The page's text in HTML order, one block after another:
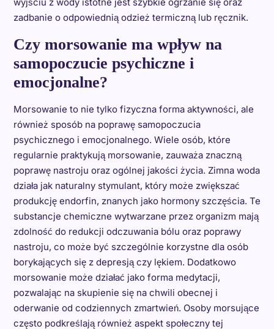
zadbanie o odpowiednią odzież termiczną lub ręcznik.
Czy morsowanie ma wpływ na
samopoczucie psychiczne i
emocjonalne?
Morsowanie to nie tylko fizyczna forma aktywności, ale
również sposób na poprawę samopoczucia
psychicznego i emocjonalnego. Wiele osób, które
regularnie praktykują morsowanie, zauważa znaczną
poprawę nastroju oraz ogólnej jakości życia. Zimna woda
działa jak naturalny stymulant, który może zwiększać
produkcję endorfin, znanych jako hormony szczęścia. Te
substancje chemiczne wytwarzane przez organizm mają
zdolność do redukcji odczuwania bólu oraz poprawy
nastroju, co może być szczególnie korzystne dla osób
borykających się z depresją czy lękiem. Dodatkowo
morsowanie może działać jako forma medytacji,
pozwalając na skupienie się na chwili obecnej i
oderwanie od codziennych zmartwień. Osoby morsujące
często podkreślają również aspekt społeczny tej